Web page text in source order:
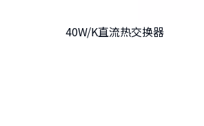
40W/K直流热交换器